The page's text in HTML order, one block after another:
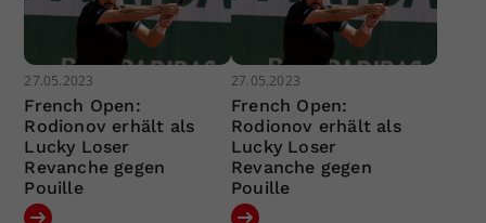
27.05.2023
French Open:
Rodionov erhält als
Lucky Loser
Revanche gegen
Pouille
27.05.2023
French Open:
Rodionov erhält als
Lucky Loser
Revanche gegen
Pouille